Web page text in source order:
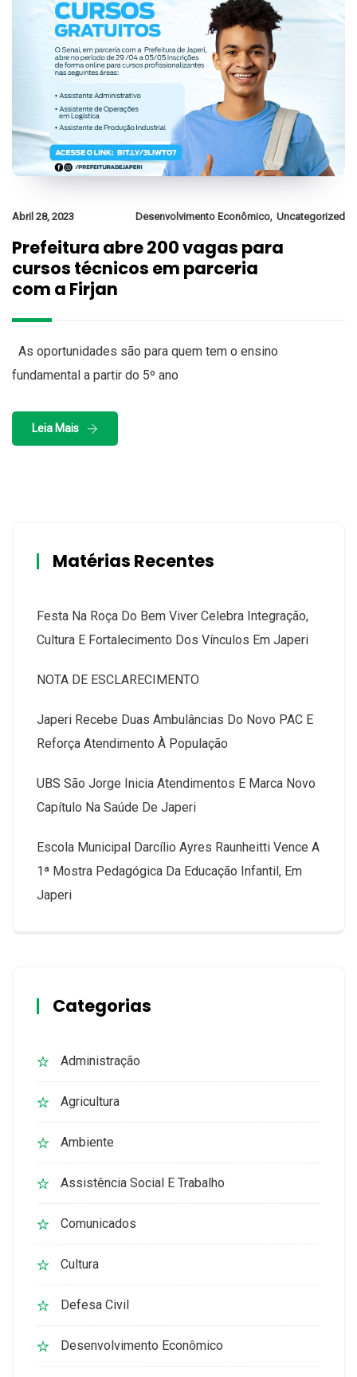
Abril 28, 2023 Desenvolvimento Econômico, Uncategorized
Prefeitura abre 200 vagas para
cursos técnicos em parceria
com a Firjan
As oportunidades são para quem tem o ensino
fundamental a partir do 5º ano
Leia Mais
Matérias Recentes
Festa Na Roça Do Bem Viver Celebra Integração,
Cultura E Fortalecimento Dos Vínculos Em Japeri
NOTA DE ESCLARECIMENTO
Japeri Recebe Duas Ambulâncias Do Novo PAC E
Reforça Atendimento À População
UBS São Jorge Inicia Atendimentos E Marca Novo
Capítulo Na Saúde De Japeri
Escola Municipal Darcílio Ayres Raunheitti Vence A
1ª Mostra Pedagógica Da Educação Infantil, Em
Japeri
Categorias
Administração
Agricultura
Ambiente
Assistência Social E Trabalho
Comunicados
Cultura
Defesa Civil
Desenvolvimento Econômico